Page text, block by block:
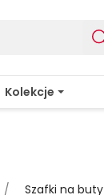
Kolekcje
Szafki na buty